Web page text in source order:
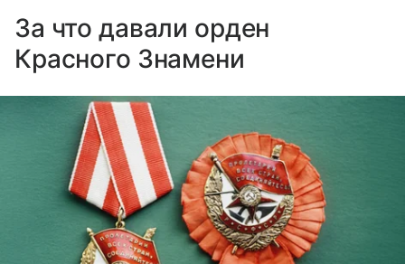
За что давали орден
Красного Знамени